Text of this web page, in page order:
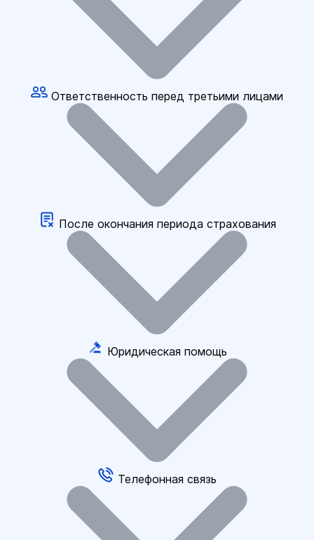
Ответственность перед третьими лицами
После окончания периода страхования
Юридическая помощь
Телефонная связь